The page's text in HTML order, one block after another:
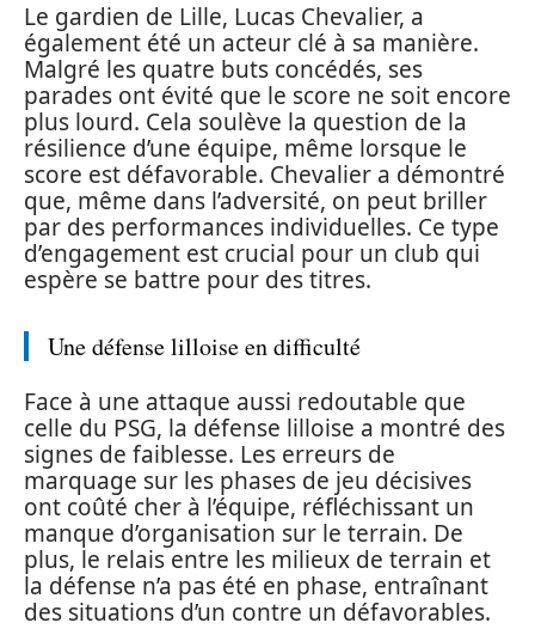
Le gardien de Lille, Lucas Chevalier, a
également été un acteur clé à sa manière.
Malgré les quatre buts concédés, ses
parades ont évité que le score ne soit encore
plus lourd. Cela soulève la question de la
résilience d’une équipe, même lorsque le
score est défavorable. Chevalier a démontré
que, même dans l’adversité, on peut briller
par des performances individuelles. Ce type
d’engagement est crucial pour un club qui
espère se battre pour des titres.
Une défense lilloise en difficulté
Face à une attaque aussi redoutable que
celle du PSG, la défense lilloise a montré des
signes de faiblesse. Les erreurs de
marquage sur les phases de jeu décisives
ont coûté cher à l’équipe, réfléchissant un
manque d’organisation sur le terrain. De
plus, le relais entre les milieux de terrain et
la défense n’a pas été en phase, entraînant
des situations d’un contre un défavorables.